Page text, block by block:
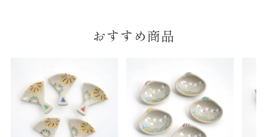
包装紙について
包装紙は2種類あります。
B.婚礼や出産、長寿祝などに使用する包装紙です。
A
B
おすすめ商品